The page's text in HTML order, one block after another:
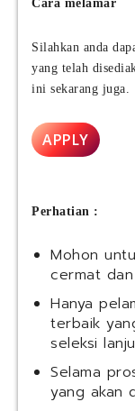
Cara melamar
Silahkan anda
yang telah
ini sekarang juga.
APPLY
Perhatian :
Mohon
cermat
Hanya
terbaik
seleksi
Selama
yang akan